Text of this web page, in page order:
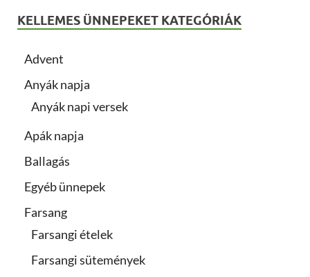
KELLEMES ÜNNEPEKET KATEGÓRIÁK
Advent
Anyák napja
Anyák napi versek
Apák napja
Ballagás
Egyéb ünnepek
Farsang
Farsangi ételek
Farsangi sütemények